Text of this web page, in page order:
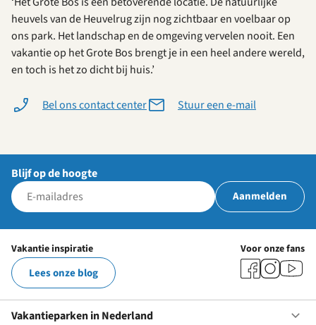
heuvels van de Heuvelrug zijn nog zichtbaar en voelbaar op
ons park. Het landschap en de omgeving vervelen nooit. Een
vakantie op het Grote Bos brengt je in een heel andere wereld,
en toch is het zo dicht bij huis.’
Bel ons contact center Stuur een e-mail
Blijf op de hoogte
Aanmelden
Vakantie inspiratie
Lees onze blog
Voor onze fans
Vakantieparken in Nederland